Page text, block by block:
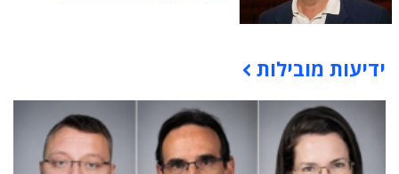
תוכן פרסומי
ידיעות מובילות